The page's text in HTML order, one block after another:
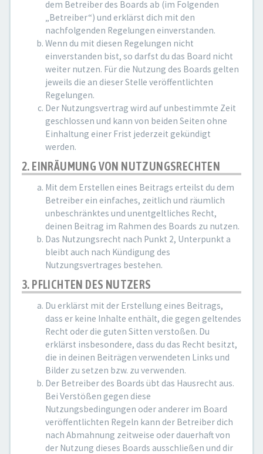
dem Betreiber des Boards ab (im Folgenden
„Betreiber“) und erklärst dich mit den
nachfolgenden Regelungen einverstanden.
Wenn du mit diesen Regelungen nicht
einverstanden bist, so darfst du das Board nicht
weiter nutzen. Für die Nutzung des Boards gelten
jeweils die an dieser Stelle veröffentlichten
Regelungen.
Der Nutzungsvertrag wird auf unbestimmte Zeit
geschlossen und kann von beiden Seiten ohne
Einhaltung einer Frist jederzeit gekündigt
werden.
2. EINRÄUMUNG VON NUTZUNGSRECHTEN
Mit dem Erstellen eines Beitrags erteilst du dem
Betreiber ein einfaches, zeitlich und räumlich
unbeschränktes und unentgeltliches Recht,
deinen Beitrag im Rahmen des Boards zu nutzen.
Das Nutzungsrecht nach Punkt 2, Unterpunkt a
bleibt auch nach Kündigung des
Nutzungsvertrages bestehen.
3. PFLICHTEN DES NUTZERS
Du erklärst mit der Erstellung eines Beitrags,
dass er keine Inhalte enthält, die gegen geltendes
Recht oder die guten Sitten verstoßen. Du
erklärst insbesondere, dass du das Recht besitzt,
die in deinen Beiträgen verwendeten Links und
Bilder zu setzen bzw. zu verwenden.
Der Betreiber des Boards übt das Hausrecht aus.
Bei Verstößen gegen diese
Nutzungsbedingungen oder anderer im Board
veröffentlichten Regeln kann der Betreiber dich
nach Abmahnung zeitweise oder dauerhaft von
der Nutzung dieses Boards ausschließen und dir